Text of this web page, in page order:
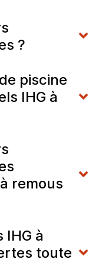
?
piscine
IHG à
remous
IHG à
toute